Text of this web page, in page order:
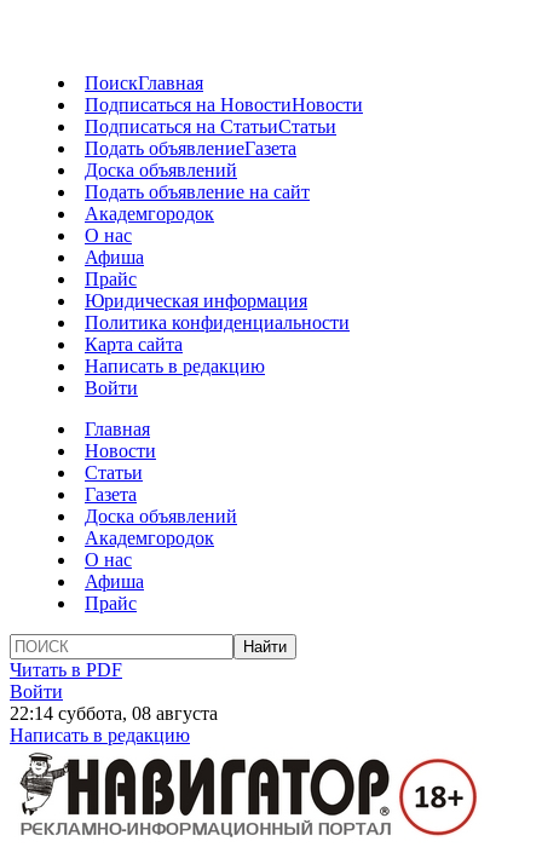
ПоискГлавная
Подписаться на НовостиНовости
Подписаться на СтатьиСтатьи
Подать объявлениеГазета
Доска объявлений
Подать объявление на сайт
Академгородок
О нас
Афиша
Прайс
Юридическая информация
Политика конфиденциальности
Карта сайта
Написать в редакцию
Войти
Главная
Новости
Статьи
Газета
Доска объявлений
Академгородок
О нас
Афиша
Прайс
Читать в PDF
Войти
22:14 суббота, 08 августа
Написать в редакцию